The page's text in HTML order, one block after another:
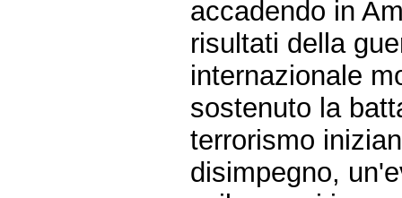
accadendo in
risultati della
internazionale
sostenuto la
terrorismo
disimpegno,